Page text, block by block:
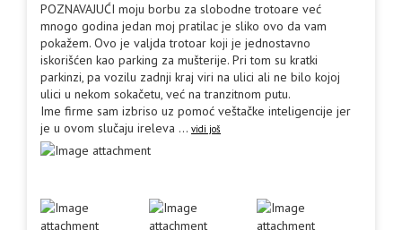
POZNAVAJUĆI moju borbu za slobodne trotoare već
mnogo godina jedan moj pratilac je sliko ovo da vam
pokažem. Ovo je valjda trotoar koji je jednostavno
iskorišćen kao parking za mušterije. Pri tom su kratki
parkinzi, pa vozilu zadnji kraj viri na ulici ali ne bilo kojoj
ulici u nekom sokačetu, već na tranzitnom putu.
Ime firme sam izbriso uz pomoć veštačke inteligencije jer
je u ovom slučaju ireleva ... vidi još